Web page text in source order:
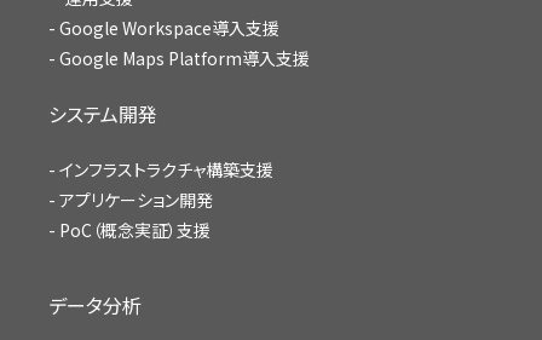
Google Workspace導入支援
Google Maps Platform導入支援
システム開発
インフラストラクチャ構築支援
アプリケーション開発
PoC（概念実証）支援
データ分析